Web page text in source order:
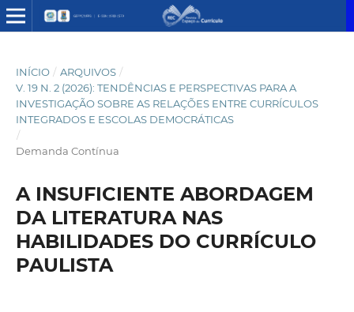
INÍCIO / ARQUIVOS /
V. 19 N. 2 (2026): TENDÊNCIAS E PERSPECTIVAS PARA A
INVESTIGAÇÃO SOBRE AS RELAÇÕES ENTRE CURRÍCULOS
INTEGRADOS E ESCOLAS DEMOCRÁTICAS
/
Demanda Contínua
A INSUFICIENTE ABORDAGEM
DA LITERATURA NAS
HABILIDADES DO CURRÍCULO
PAULISTA